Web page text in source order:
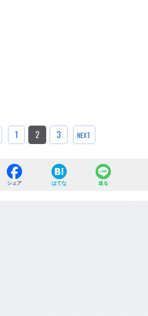
1 2 3 NEXT
シェア はてな 送る